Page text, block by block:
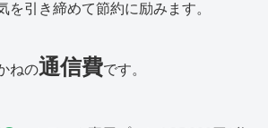
を引き締めて節約に励みます。
ねの通信費です。